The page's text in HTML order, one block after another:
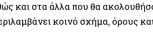
και στα άλλα που θα
κοινό σχήμα, όρους